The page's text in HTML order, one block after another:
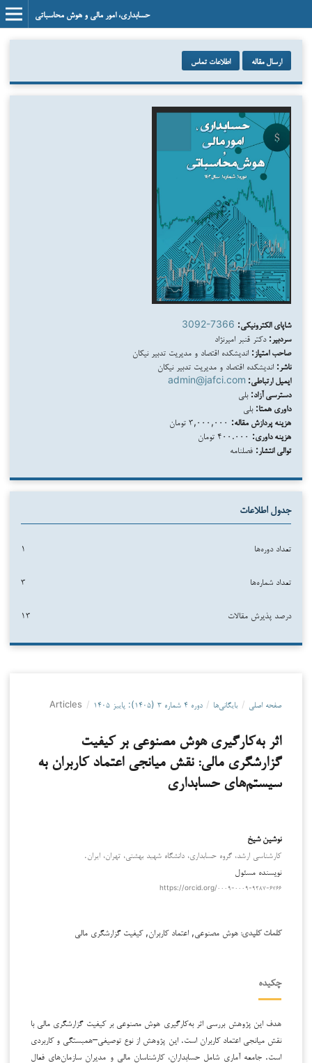
حسابداری، امور مالی و هوش محاسباتی
ارسال مقاله اطلاعات تماس
شاپای الکترونیکی: 3092-7366
سردبیر: دکتر قنبر امیرنژاد
صاحب امتیاز: اندیشکده اقتصاد و مدیریت تدبیر نیکان
ناشر: اندیشکده اقتصاد و مدیریت تدبیر نیکان
ایمیل ارتباطی: admin@jafci.com
دسترسی آزاد: بلی
داوری همتا: بلی
هزینه پردازش مقاله:
هزینه داوری:
توالی انتشار: فصلنامه
جدول اطلاعات
تعداد دوره‌ها ۱
تعداد شماره‌ها ۳
درصد پذیرش مقالات ۱۳
صفحه اصلی / بایگانی‌ها / دوره ۴ شماره ۳ (۱۴۰۵): پاییز ۱۴۰۵ /
Articles
اثر به‌کارگیری هوش مصنوعی بر کیفیت
گزارشگری مالی: نقش میانجی اعتماد کاربران به
سیستم‌های حسابداری
نوشین شیخ
کارشناسی ارشد، گروه حسابداری، دانشگاه شهید بهشتی، تهران، ایران.
نویسنده مسئول
https://orcid.org/۰۰۰۹-۰۰۰۹-۹۲۸۷-۶۷۶۶
کلمات کلیدی: هوش مصنوعی, اعتماد کاربران, کیفیت گزارشگری مالی
چکیده
هدف این پژوهش بررسی اثر به‌کارگیری هوش مصنوعی بر کیفیت گزارشگری مالی با
نقش میانجی اعتماد کاربران است. این پژوهش از نوع توصیفی–همبستگی و کاربردی
است. جامعه آماری شامل حسابداران، کارشناسان مالی و مدیران سازمان‌های فعال